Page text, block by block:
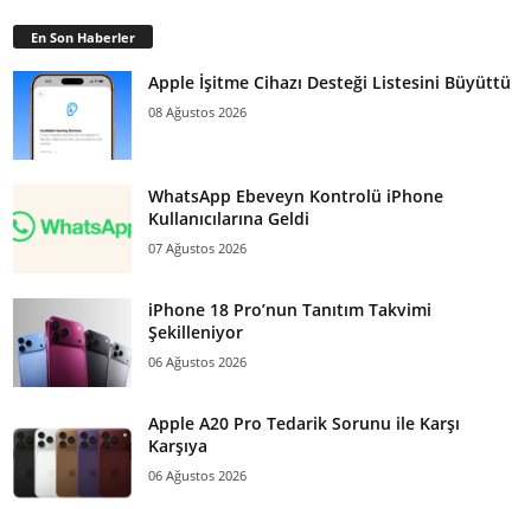
En Son Haberler
Apple İşitme Cihazı Desteği Listesini Büyüttü
08 Ağustos 2026
WhatsApp Ebeveyn Kontrolü iPhone
Kullanıcılarına Geldi
07 Ağustos 2026
iPhone 18 Pro’nun Tanıtım Takvimi
Şekilleniyor
06 Ağustos 2026
Apple A20 Pro Tedarik Sorunu ile Karşı
Karşıya
06 Ağustos 2026